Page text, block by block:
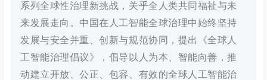
系列全球性治理新挑战，关乎全人类共同福祉与未
来发展走向。中国在人工智能全球治理中始终坚持
发展与安全并重、创新与规范协同，提出《全球人
工智能治理倡议》，倡导以人为本、智能向善，推
动建立开放、公正、包容、有效的全球人工智能治